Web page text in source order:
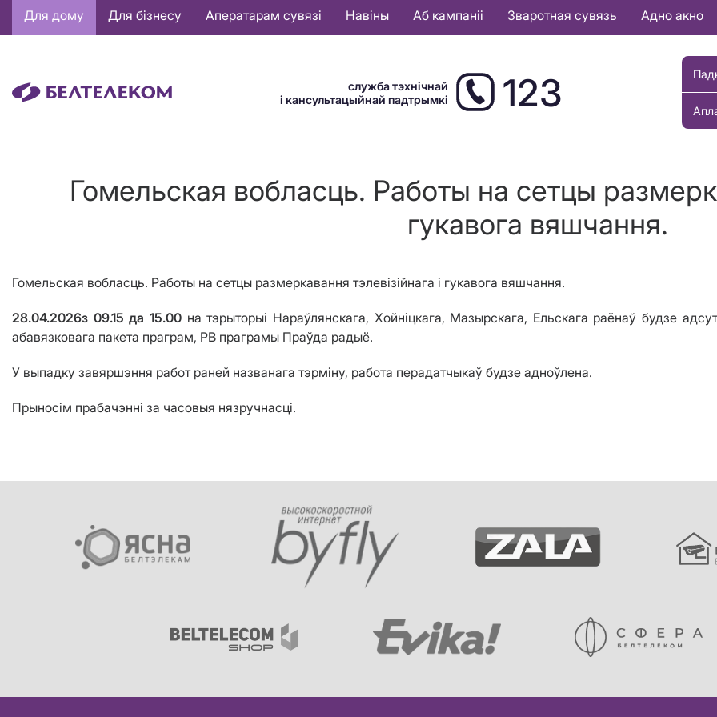
Основная
навигация
Для дому Для бізнесу Аператарам сувязі Навіны Аб кампаніі Зваротная сувязь Адно акно
служба тэхнічнай
і кансультацыйнай падтрымкі
123
Гомельская вобласць. Работы на сетцы
гукавога вяшчання.
Гомельская вобласць. Работы на сетцы размеркавання тэлевізійнага і гукавога вяшчання.
28.04.2026з 09.15да 15.00на тэрыторыі Нараўлянскага, Хойніцкага, Мазырскага, Ельскага раёнаў будзе
абавязковага пакета праграм, РВ праграмы Праўда радыё.
У выпадку завяршэння работ раней названага тэрміну, работа перадатчыкаў будзе адноўлена.
Прыносім прабачэнні за часовыя нязручнасці.